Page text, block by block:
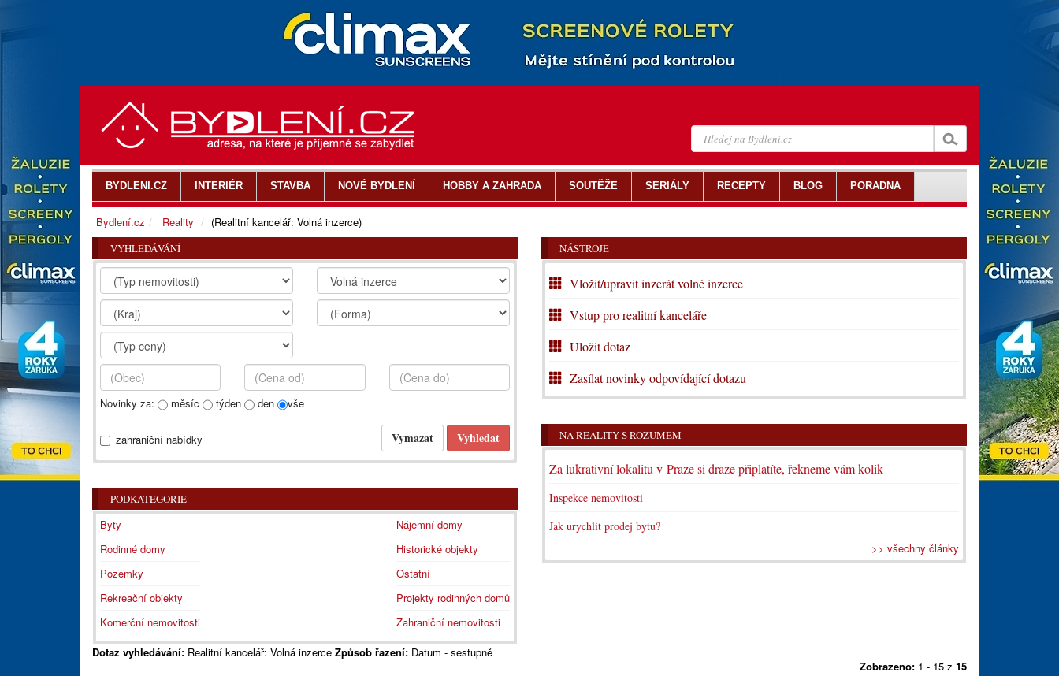
BYDLENI.CZ INTERIÉR STAVBA NOVÉ BYDLENÍ HOBBY A ZAHRADA SOUTĚŽE SERIÁLY RECEPTY BLOG PORADNA
Bydlení.cz Reality (Realitní kancelář: Volná inzerce)
VYHLEDÁVÁNÍ
Novinky za: měsíc týden den vše
zahraniční nabídky
PODKATEGORIE
Byty
Rodinné domy
Pozemky
Rekreační objekty
Komerční nemovitosti
Nájemní domy
Historické objekty
Ostatní
Projekty rodinných domů
Zahraniční nemovitosti
NÁSTROJE
Vložit/upravit inzerát volné inzerce
Vstup pro realitní kanceláře
Uložit dotaz
Zasílat novinky odpovídající dotazu
NA REALITY S ROZUMEM
Za lukrativní lokalitu v Praze si draze připlatíte, řekneme vám kolik
Inspekce nemovitosti
Jak urychlit prodej bytu?
>> všechny články
Dotaz vyhledávání: Realitní kancelář: Volná inzerce Způsob řazení: Datum - sestupně
Zobrazeno: 1 - 15 z 15